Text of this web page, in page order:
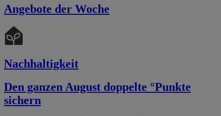
Angebote der Woche
Nachhaltigkeit
Den ganzen August doppelte °Punkte
sichern